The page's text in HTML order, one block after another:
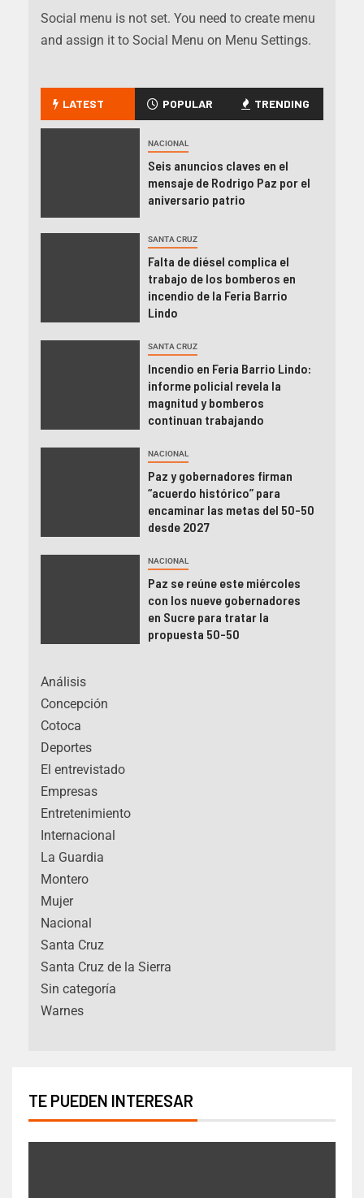
Social menu is not set. You need to create menu
and assign it to Social Menu on Menu Settings.
LATEST POPULAR TRENDING
NACIONAL
Seis anuncios claves en el
mensaje de Rodrigo Paz por el
aniversario patrio
SANTA CRUZ
Falta de diésel complica el
trabajo de los bomberos en
incendio de la Feria Barrio
Lindo
SANTA CRUZ
Incendio en Feria Barrio Lindo:
informe policial revela la
magnitud y bomberos
continuan trabajando
NACIONAL
Paz y gobernadores firman
“acuerdo histórico” para
encaminar las metas del 50-50
desde 2027
NACIONAL
Paz se reúne este miércoles
con los nueve gobernadores
en Sucre para tratar la
propuesta 50-50
Análisis
Concepción
Cotoca
Deportes
El entrevistado
Empresas
Entretenimiento
Internacional
La Guardia
Montero
Mujer
Nacional
Santa Cruz
Santa Cruz de la Sierra
Sin categoría
Warnes
TE PUEDEN INTERESAR